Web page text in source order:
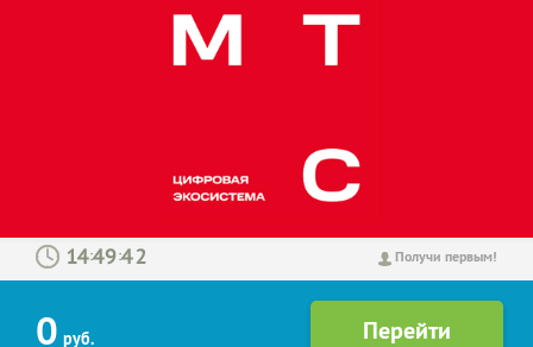
Получи первым!
: :
0 руб.